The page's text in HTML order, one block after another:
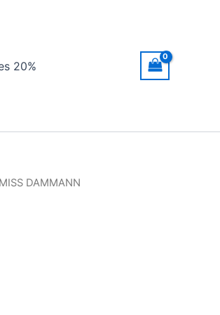
20%
DAMMANN